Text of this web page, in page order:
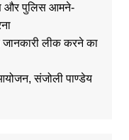
और पुलिस आमने-
जानकारी लीक करने का
संजोली पाण्डेय